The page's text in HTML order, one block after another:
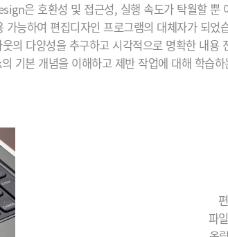
은 호환성 및 접근성, 실행 속도가 탁월할 뿐
능하여 편집디자인 프로그램의 대체자가 되었
의 다양성을 추구하고 시각적으로 명확한 내용
기본 개념을 이해하고 제반 작업에 대해 학습
파